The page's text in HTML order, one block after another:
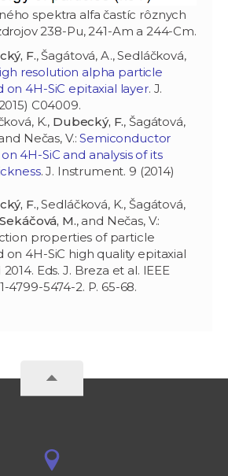
spektra alfa častíc rôznych
238-Pu, 241-Am a 244-Cm.
F., Šagátová, A., Sedláčková,
resolution alpha particle
on 4H-SiC epitaxial layer. J.
C04009.
K., Dubecký, F., Šagátová,
Nečas, V.:Semiconductor
4H-SiC and analysis of its
. J. Instrument. 9 (2014)
F., Sedláčková, K., Šagátová,
M., and Nečas, V.:
properties of particle
4H-SiC high quality epitaxial
Eds. J. Breza et al. IEEE
4799-5474-2. P. 65-68.